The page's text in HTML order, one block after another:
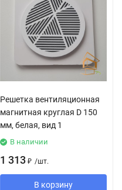
Решетка вентиляционная
магнитная круглая D 150
мм, белая, вид 1
В наличии
1 313 ₽ /шт.
В корзину